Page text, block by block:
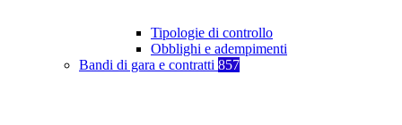
Tipologie di controllo
Obblighi e adempimenti
Bandi di gara e contratti 857